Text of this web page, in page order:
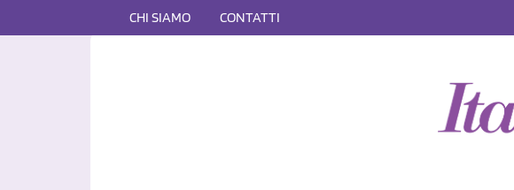
CHI SIAMO CONTATTI